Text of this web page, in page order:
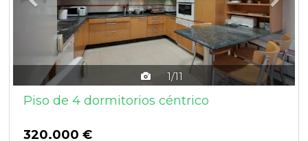
1/11
Piso de 4 dormitorios céntrico
320.000 €